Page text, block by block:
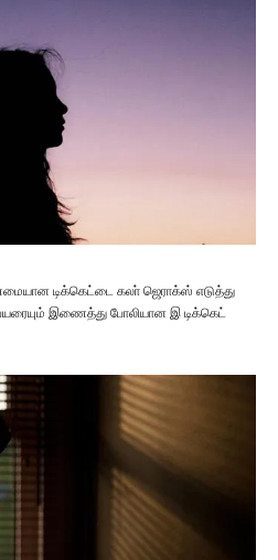
டிக்கெட்டை கலா் ஜெராக்ஸ் எடுத்து
இணைத்து போலியான இ டிக்கெட்